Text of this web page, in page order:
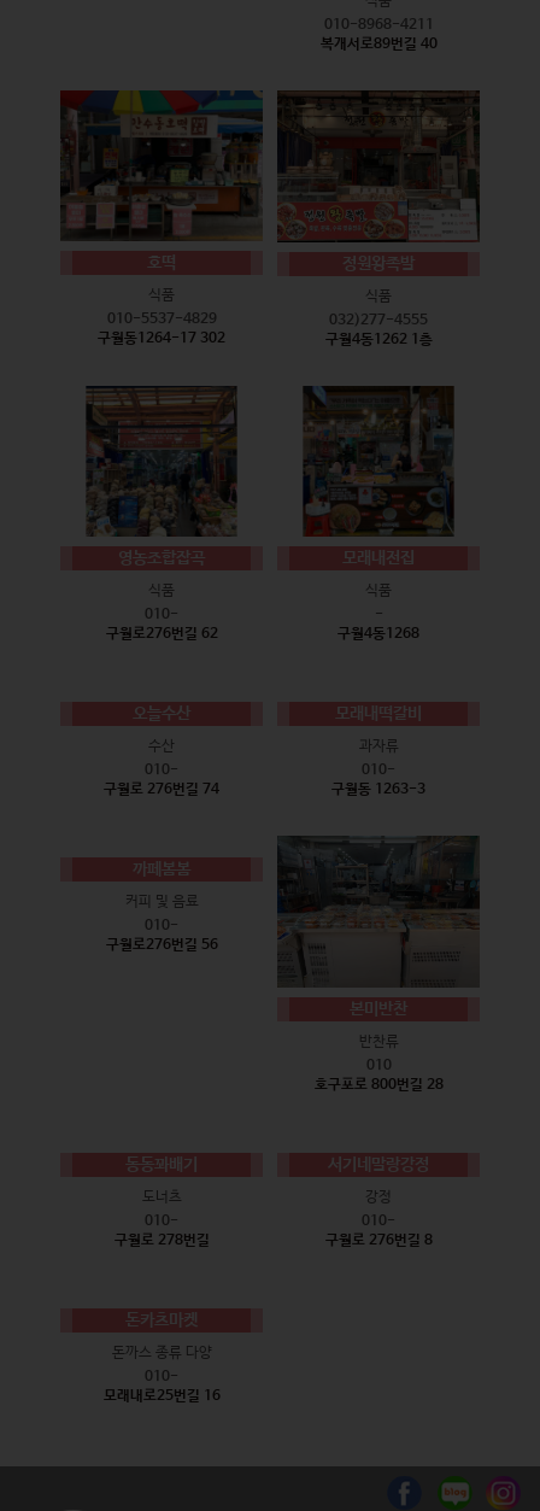
010-8968-4211
복개서로89번길 40
호떡
식품
010-5537-4829
구월동1264-17 302
정원왕족발
식품
032)277-4555
구월4동1262 1층
영농조합잡곡
식품
010-
구월로276번길 62
모래내전집
식품
-
구월4동1268
오늘수산
수산
010-
구월로 276번길 74
모래내떡갈비
과자류
010-
구월동 1263-3
까페봄봄
커피 및 음료
010-
구월로276번길 56
본미반찬
반찬류
010
호구포로 800번길 28
동동꽈배기
도너츠
010-
구월로 278번길
서기네말랑강정
강정
010-
구월로 276번길 8
돈카츠마켓
돈까스 종류 다양
010-
모래내로25번길 16